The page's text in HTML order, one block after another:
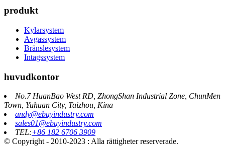
produkt
Kylarsystem
Avgassystem
Bränslesystem
Intagssystem
huvudkontor
No.7 HuanBao West RD, ZhongShan Industrial Zone, ChunMen
Town, Yuhuan City, Taizhou, Kina
andy@ebuyindustry.com
sales01@ebuyindustry.com
TEL:+86 182 6706 3909
© Copyright - 2010-2023 : Alla rättigheter reserverade.